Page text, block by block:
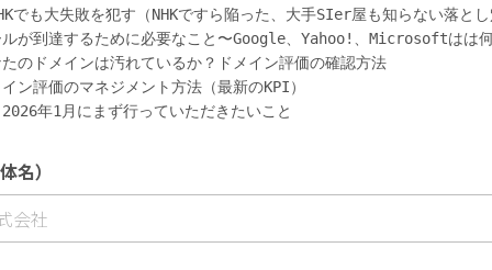
でも大失敗を犯す（NHKですら陥った、大手SIer屋も知らない落と
が到達するために必要なこと〜Google、Yahoo!、Microsoftはは
のドメインは汚れているか？ドメイン評価の確認方法
評価のマネジメント方法（最新のKPI）
名）